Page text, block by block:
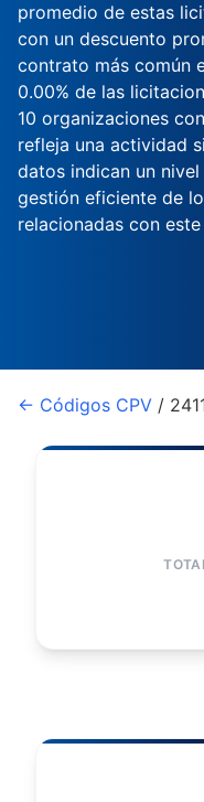
promedio de estas
con un descuento
contrato más común
0.00% de las
10 organizaciones
refleja una actividad
datos indican un
gestión eficiente de
relacionadas con
← Códigos CPV /